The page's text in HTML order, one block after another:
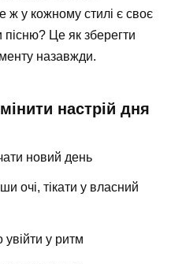
ж у кожному стилі є своє
Це як зберегти
назавжди.
настрій дня
новий день
очі, тікати у власний
увійти у ритм